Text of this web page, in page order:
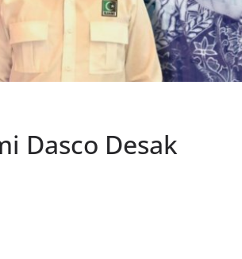
Dasco Desak